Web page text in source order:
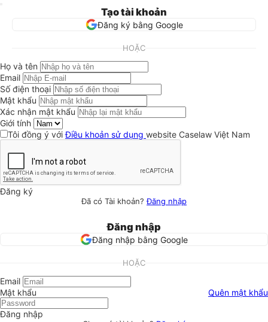
Tạo tài khoản
Đăng ký bằng Google
HOẶC
Họ và tên
Email
Số điện thoại
Mật khẩu
Xác nhận mật khẩu
Giới tính
Tôi đồng ý vớiĐiều khoản sử dụng website Caselaw Việt Nam
Đăng ký
Đã có Tài khoản?Đăng nhập
Đăng nhập
Đăng nhập bằng Google
HOẶC
Email
Mật khẩu
Quên mật khẩu
Đăng nhập